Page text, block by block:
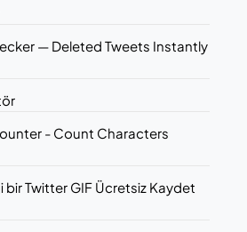
— Deleted Tweets Instantly
- Count Characters
Twitter GIF Ücretsiz Kaydet